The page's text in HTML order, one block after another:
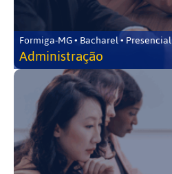
Formiga-MG • Bacharel • Presencial
Administração